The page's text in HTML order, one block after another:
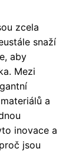
zcela
snaží
aby
Mezi
a
inovace a
jsou